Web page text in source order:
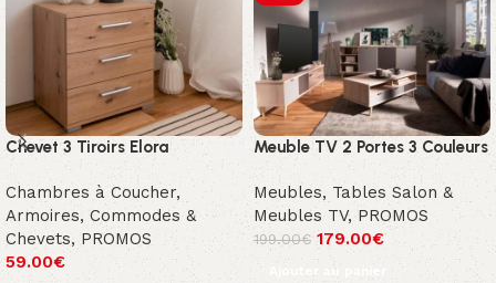
Chevet 3 Tiroirs Elora
Chambres à Coucher,
Armoires, Commodes &
Chevets, PROMOS
59.00€
Meuble TV 2 Portes 3 Couleurs
Meubles, Tables Salon &
Meubles TV, PROMOS
199.00€ 179.00€
Ajouter au panier